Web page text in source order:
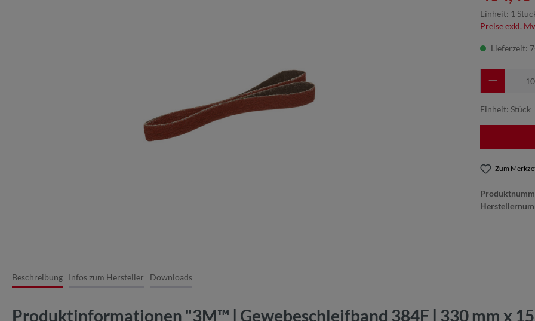
Einheit: 1
Preise exkl.
Lieferzeit:
Einheit: Stück
Zum
Beschreibung Infos zum Hersteller Downloads
Produktinformationen "3M™ | Gewebeschleifband 384F | 330 mm x